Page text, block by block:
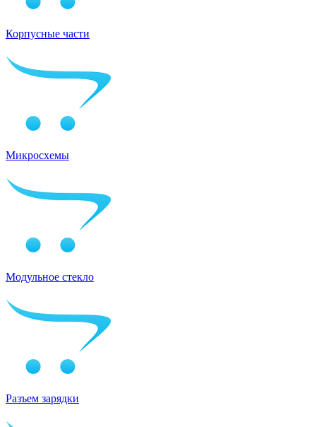
Корпусные части
Микросхемы
Модульное стекло
Разъем зарядки